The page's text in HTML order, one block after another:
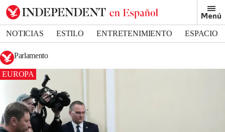
Menú
NOTICIAS ESTILO ENTRETENIMIENTO
ESPACIO
DEPORTES
Parlamento
EUROPA